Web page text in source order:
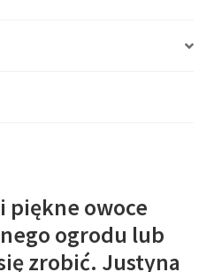
piękne owoce
ogrodu lub
zrobić. Justyna